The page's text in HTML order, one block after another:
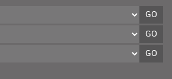
GO
GO
GO